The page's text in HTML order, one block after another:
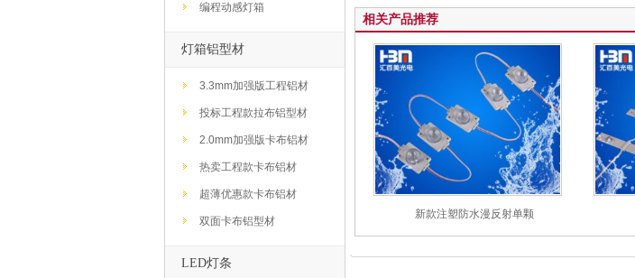
相关产品推荐
新款注塑防水漫反射单颗
编程动感灯箱
灯箱铝型材
3.3mm加强版工程铝材
投标工程款拉布铝型材
2.0mm加强版卡布铝材
热卖工程款卡布铝材
超薄优惠款卡布铝材
双面卡布铝型材
LED灯条